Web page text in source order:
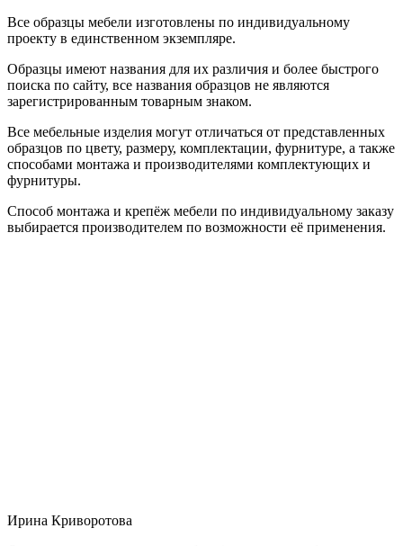
Все образцы мебели изготовлены по индивидуальному
проекту в единственном экземпляре.
Образцы имеют названия для их различия и более быстрого
поиска по сайту, все названия образцов не являются
зарегистрированным товарным знаком.
Все мебельные изделия могут отличаться от представленных
образцов по цвету, размеру, комплектации, фурнитуре, а также
способами монтажа и производителями комплектующих и
фурнитуры.
Способ монтажа и крепёж мебели по индивидуальному заказу
выбирается производителем по возможности её применения.
Ирина Криворотова